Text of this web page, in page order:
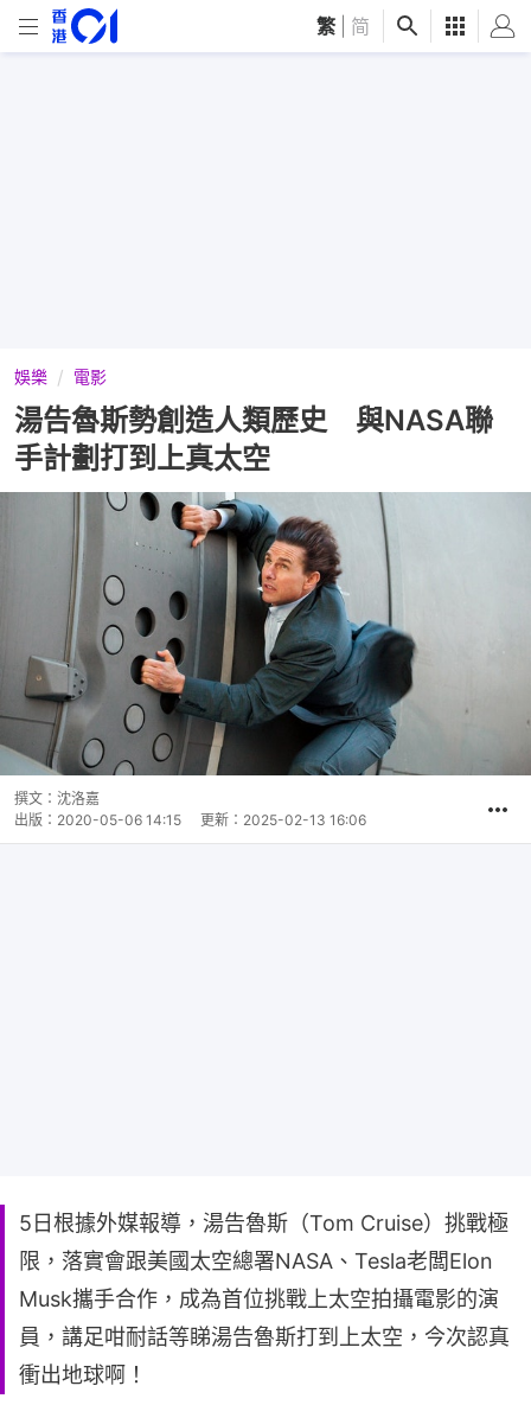
繁 简
娛樂 電影
湯告魯斯勢創造人類歷史 與NASA聯
手計劃打到上真太空
撰文： 沈洛嘉
出版： 2020-05-06 14:15 更新： 2025-02-13 16:06
5日根據外媒報導，湯告魯斯（Tom Cruise）挑戰極
限，落實會跟美國太空總署NASA、Tesla老闆Elon
Musk攜手合作，成為首位挑戰上太空拍攝電影的演
員，講足咁耐話等睇湯告魯斯打到上太空，今次認真
衝出地球啊！